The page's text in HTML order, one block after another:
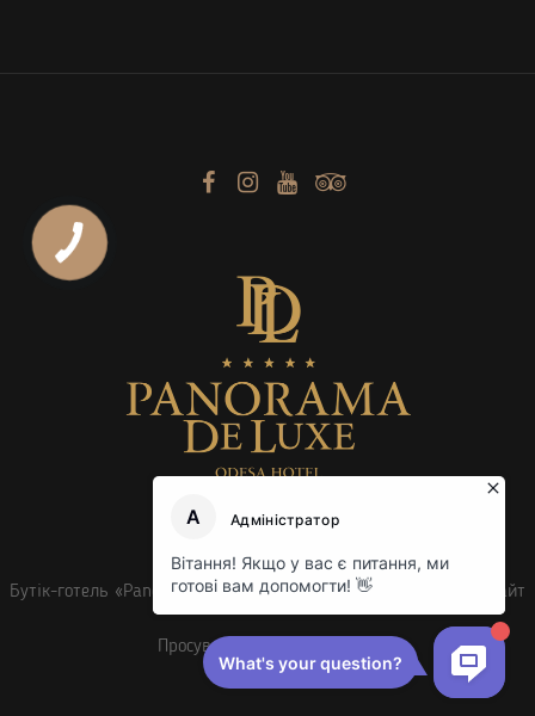
Бутік-готель «Panorama De Luxe» © 2014 - 2026. Офіційний сайт
Просування сайту